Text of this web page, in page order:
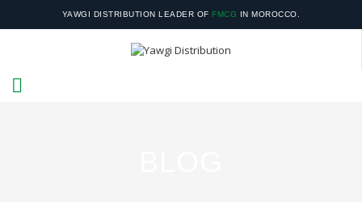
YAWGI DISTRIBUTION LEADER OF FMCG IN MOROCCO.
YOUR SATISFACTION IS OUR RESPONSIBILITY.